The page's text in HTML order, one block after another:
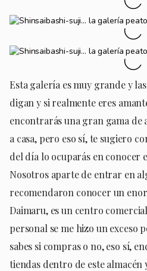
Esta galería es muy grande y
digan y si realmente eres
encontrarás una gran gama de
a casa, pero eso sí, te sugiero
del día lo ocuparás en conocer
Nosotros aparte de entrar en
recomendaron conocer un
Daimaru, es un centro
personal se me hizo un exceso
sabes si compras o no, eso sí,
tiendas dentro de este almacén